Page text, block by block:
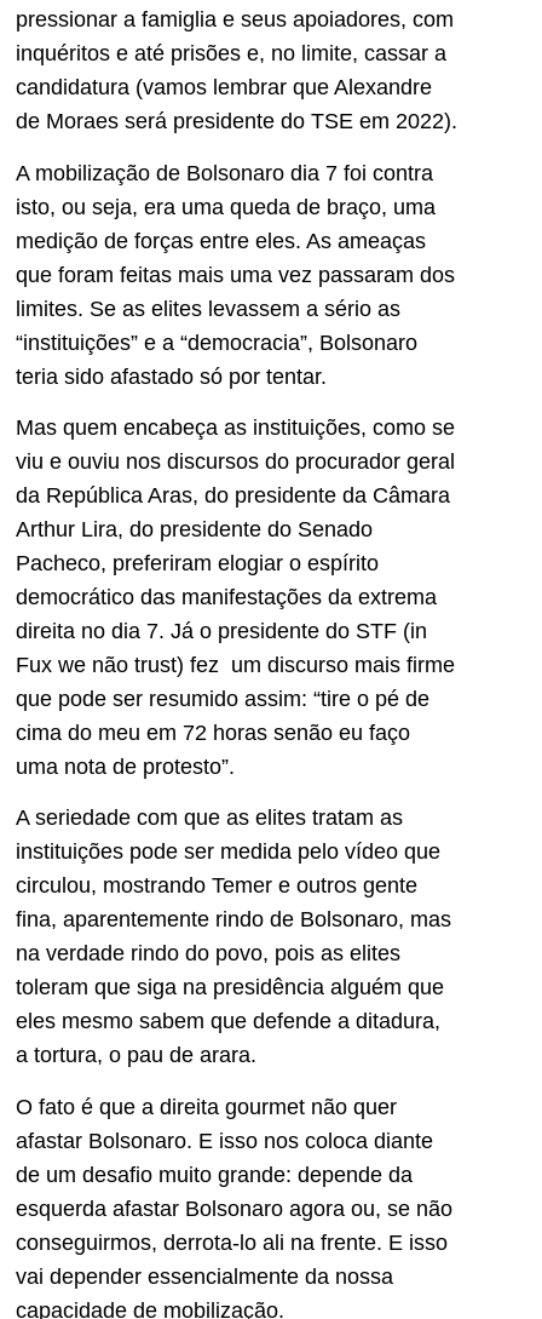
pressionar a famiglia e seus apoiadores, com
inquéritos e até prisões e, no limite, cassar a
candidatura (vamos lembrar que Alexandre
de Moraes será presidente do TSE em 2022).
A mobilização de Bolsonaro dia 7 foi contra
isto, ou seja, era uma queda de braço, uma
medição de forças entre eles. As ameaças
que foram feitas mais uma vez passaram dos
limites. Se as elites levassem a sério as
“instituições” e a “democracia”, Bolsonaro
teria sido afastado só por tentar.
Mas quem encabeça as instituições, como se
viu e ouviu nos discursos do procurador geral
da República Aras, do presidente da Câmara
Arthur Lira, do presidente do Senado
Pacheco, preferiram elogiar o espírito
democrático das manifestações da extrema
direita no dia 7. Já o presidente do STF (in
Fux we não trust) fez um discurso mais firme
que pode ser resumido assim: “tire o pé de
cima do meu em 72 horas senão eu faço
uma nota de protesto”.
A seriedade com que as elites tratam as
instituições pode ser medida pelo vídeo que
circulou, mostrando Temer e outros gente
fina, aparentemente rindo de Bolsonaro, mas
na verdade rindo do povo, pois as elites
toleram que siga na presidência alguém que
eles mesmo sabem que defende a ditadura,
a tortura, o pau de arara.
O fato é que a direita gourmet não quer
afastar Bolsonaro. E isso nos coloca diante
de um desafio muito grande: depende da
esquerda afastar Bolsonaro agora ou, se não
conseguirmos, derrota-lo ali na frente. E isso
vai depender essencialmente da nossa
capacidade de mobilização.